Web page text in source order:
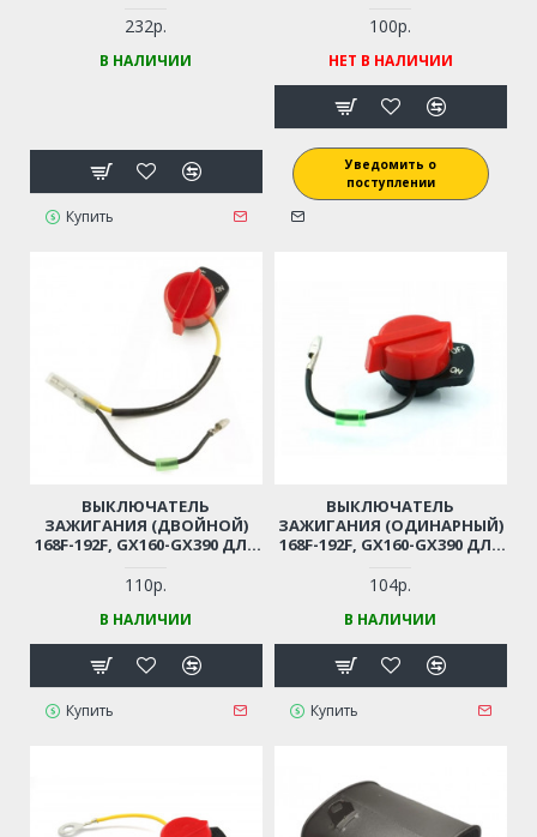
232р.
В НАЛИЧИИ
Купить
100р.
НЕТ В НАЛИЧИИ
Уведомить о
поступлении
ВЫКЛЮЧАТЕЛЬ
ЗАЖИГАНИЯ (ДВОЙНОЙ)
168F-192F, GX160-GX390 ДЛЯ
/ ВИБРОПЛИТЫ И ПР.
110р.
В НАЛИЧИИ
Купить
ВЫКЛЮЧАТЕЛЬ
ЗАЖИГАНИЯ (ОДИНАРНЫЙ)
168F-192F, GX160-GX390 ДЛЯ
/ ВИБРОПЛИТЫ И ПР.
104р.
В НАЛИЧИИ
Купить